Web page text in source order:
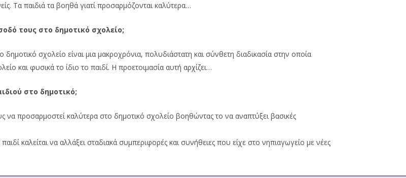
Τα παιδιά τα βοηθά γιατί προσαρμόζονται καλύτερα…
τους στο δημοτικό σχολείο;
σχολείο είναι μια μακροχρόνια, πολυδιάστατη και σύνθετη διαδικασία στην οποία
και φυσικά το ίδιο το παιδί. Η προετοιμασία αυτή αρχίζει…
στο δημοτικό;
προσαρμοστεί καλύτερα στο δημοτικό σχολείο βοηθώντας το να αναπτύξει βασικές
καλείται να αλλάξει σταδιακά συμπεριφορές και συνήθειες που είχε στο νηπιαγωγείο με νέες